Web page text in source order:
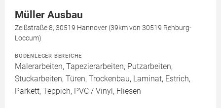
Müller Ausbau
Zeißstraße 8, 30519 Hannover (39km von 30519 Rehburg-
Loccum)
BODENLEGER BEREICHE
Malerarbeiten, Tapezierarbeiten, Putzarbeiten,
Stuckarbeiten, Türen, Trockenbau, Laminat, Estrich,
Parkett, Teppich, PVC / Vinyl, Fliesen